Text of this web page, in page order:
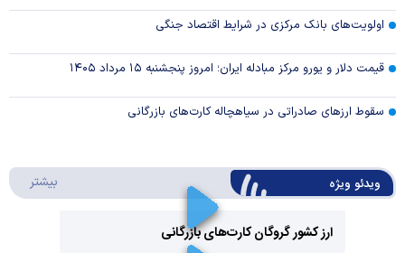
اولویت‌های بانک مرکزی در شرایط اقتصاد جنگی
قیمت دلار و یورو مرکز مبادله ایران؛ امروز پنجشنبه ۱۵ مرداد ۱۴۰۵
سقوط ارزهای صادراتی در سیاهچاله کارت‌های بازرگانی
ویدئو ویژه بیشتر
ارز کشور گروگان کارت‌های بازرگانی